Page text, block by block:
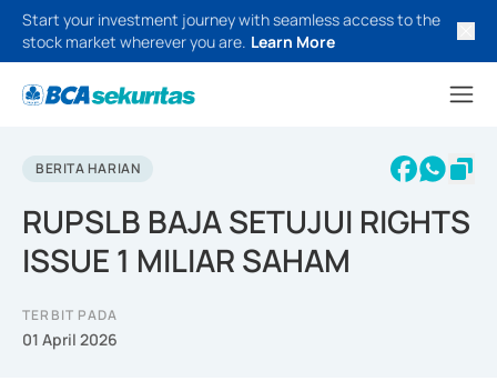
Start your investment journey with seamless access to the
stock market wherever you are. Learn More
BERITA HARIAN
RUPSLB BAJA SETUJUI RIGHTS
ISSUE 1 MILIAR SAHAM
TERBIT PADA
01 April 2026